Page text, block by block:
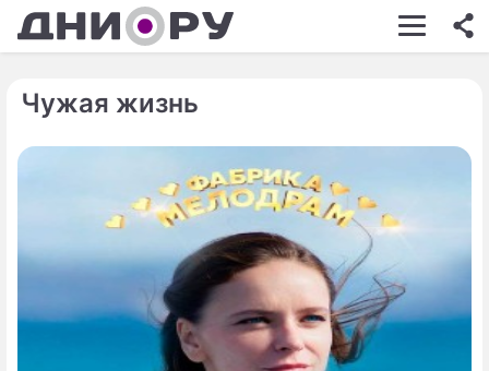
ШОУ-БИЗНЕС
НЕДВИЖИМОСТЬ
ЗДОРОВЬЕ
ЭКОНОМИКА
ПРОИСШЕСТВИЯ
СОННИК
Чужая жизнь